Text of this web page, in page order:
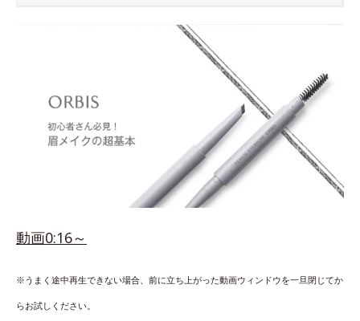
動画0:16～
※うまく途中再生できない場合、前に立ち上がった動画ウィンドウを一旦閉じてか
らお試しください。